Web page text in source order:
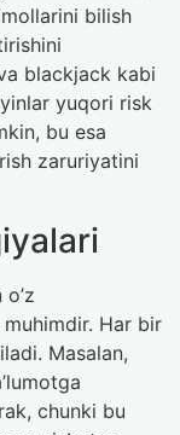
bilish
blackjack kabi
yuqori risk
bu esa
zaruriyatini
Har bir
Masalan,
chunki bu